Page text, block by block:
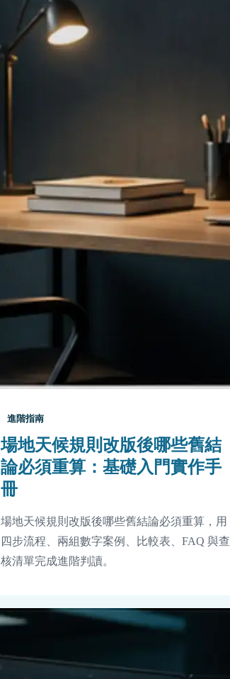
進階指南
場地天候規則改版後哪些舊結
論必須重算：基礎入門實作手
冊
場地天候規則改版後哪些舊結論必須重算，用
四步流程、兩組數字案例、比較表、FAQ 與查
核清單完成進階判讀。